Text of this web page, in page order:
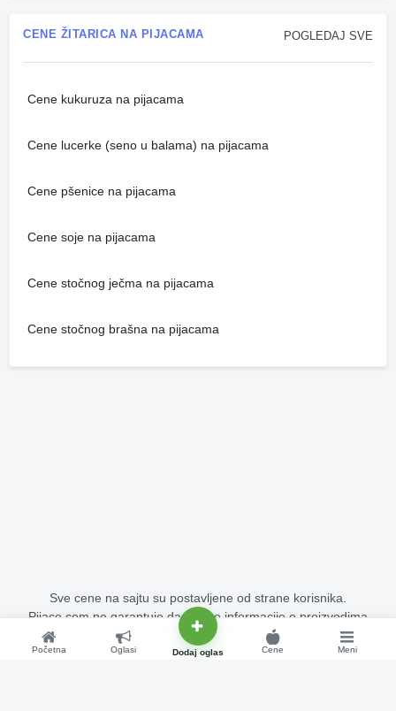
POGLEDAJ SVE
CENE ŽITARICA NA PIJACAMA
Cene kukuruza na pijacama
Cene lucerke (seno u balama) na pijacama
Cene pšenice na pijacama
Cene soje na pijacama
Cene stočnog ječma na pijacama
Cene stočnog brašna na pijacama
Sve cene na sajtu su postavljene od strane korisnika.
Pijace.com ne garantuje da su sve informacije o proizvodima
potpuno tačne i bez grešaka.
Copyright © 2015 - 2026 Pijace.com Sva prava su zadržana.
Početna Oglasi Dodaj oglas Cene Meni